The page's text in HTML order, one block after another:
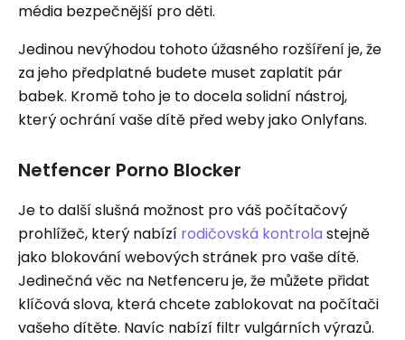
média bezpečnější pro děti.
Jedinou nevýhodou tohoto úžasného rozšíření je, že
za jeho předplatné budete muset zaplatit pár
babek. Kromě toho je to docela solidní nástroj,
který ochrání vaše dítě před weby jako Onlyfans.
Netfencer Porno Blocker
Je to další slušná možnost pro váš počítačový
prohlížeč, který nabízí rodičovská kontrola stejně
jako blokování webových stránek pro vaše dítě.
Jedinečná věc na Netfenceru je, že můžete přidat
klíčová slova, která chcete zablokovat na počítači
vašeho dítěte. Navíc nabízí filtr vulgárních výrazů.